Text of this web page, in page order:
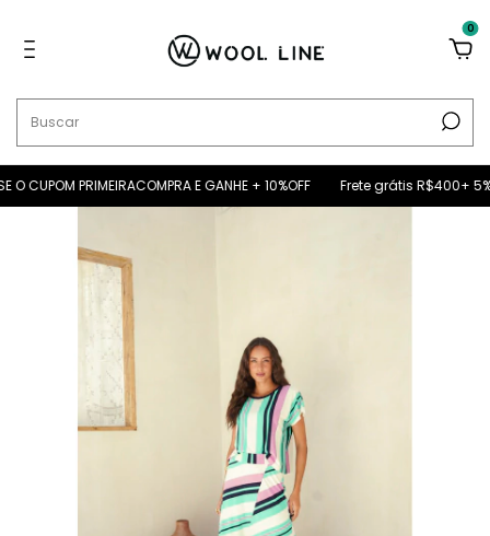
0
CUPOM PRIMEIRACOMPRA E GANHE + 10%OFF Frete grátis R$400+ 5%